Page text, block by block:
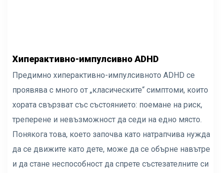
Хиперактивно-импулсивно ADHD
Предимно хиперактивно-импулсивното ADHD се
проявява с много от „класическите“ симптоми, които
хората свързват със състоянието: поемане на риск,
треперене и невъзможност да седи на едно място.
Понякога това, което започва като натрапчива нужда
да се движите като дете, може да се обърне навътре
и да стане неспособност да спрете състезателните си